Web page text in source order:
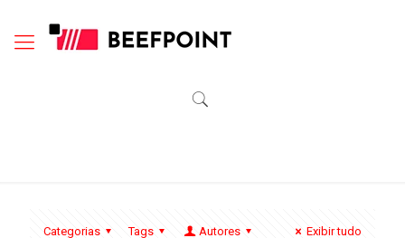
Categorias Tags Autores Exibir tudo